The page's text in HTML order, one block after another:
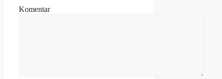
Komentar